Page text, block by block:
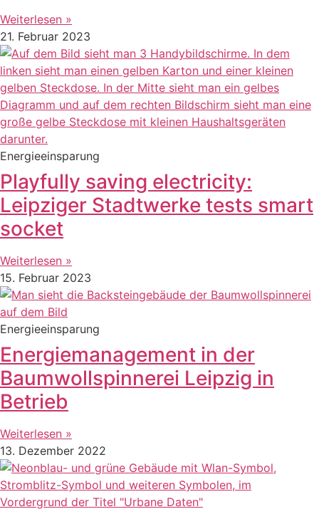
Weiterlesen »
21. Februar 2023
Energieeinsparung
Playfully saving electricity:
Leipziger Stadtwerke tests smart
socket
Weiterlesen »
15. Februar 2023
Energieeinsparung
Energiemanagement in der
Baumwollspinnerei Leipzig in
Betrieb
Weiterlesen »
13. Dezember 2022